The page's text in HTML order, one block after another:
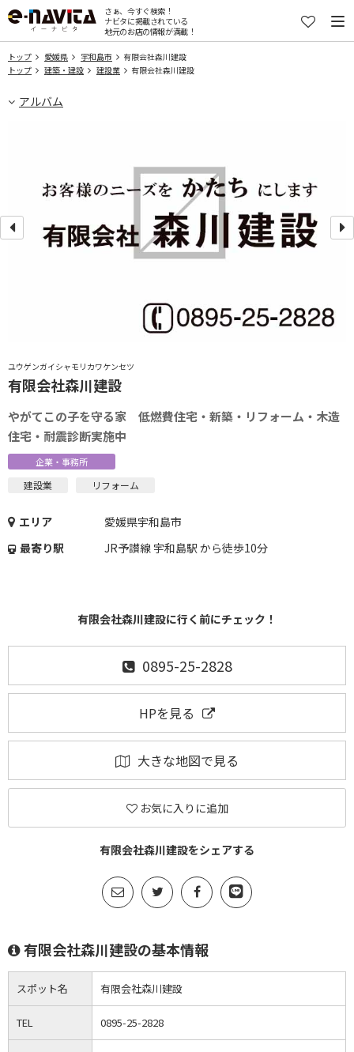
さぁ、今すぐ検索！
ナビタに掲載されている
地元のお店の情報が満載！
トップ 愛媛県 宇和島市
有限会社森川建設
トップ
建築・建設 建設業 有限会社森川建設
アルバム
ユウゲンガイシャモリカワケンセツ
有限会社森川建設
やがてこの子を守る家 低燃費住宅・新築・リフォーム・木造
住宅・耐震診断実施中
企業・事務所
建設業 リフォーム
エリア
愛媛県宇和島市
最寄り駅
JR予讃線 宇和島駅 から徒歩10分
有限会社森川建設に行く前にチェック！
0895-25-2828
HPを見る
大きな地図で見る
お気に入りに追加
有限会社森川建設をシェアする
有限会社森川建設の基本情報
スポット名 有限会社森川建設
TEL 0895-25-2828